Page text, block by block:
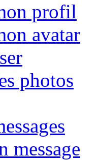
profil
avatar
photos
message